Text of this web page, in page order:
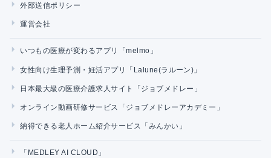
外部送信ポリシー
運営会社
いつもの医療が変わるアプリ「melmo」
女性向け生理予測・妊活アプリ「Lalune(ラルーン)」
日本最大級の医療介護求人サイト「ジョブメドレー」
オンライン動画研修サービス「ジョブメドレーアカデミー」
納得できる老人ホーム紹介サービス「みんかい」
「MEDLEY AI CLOUD」